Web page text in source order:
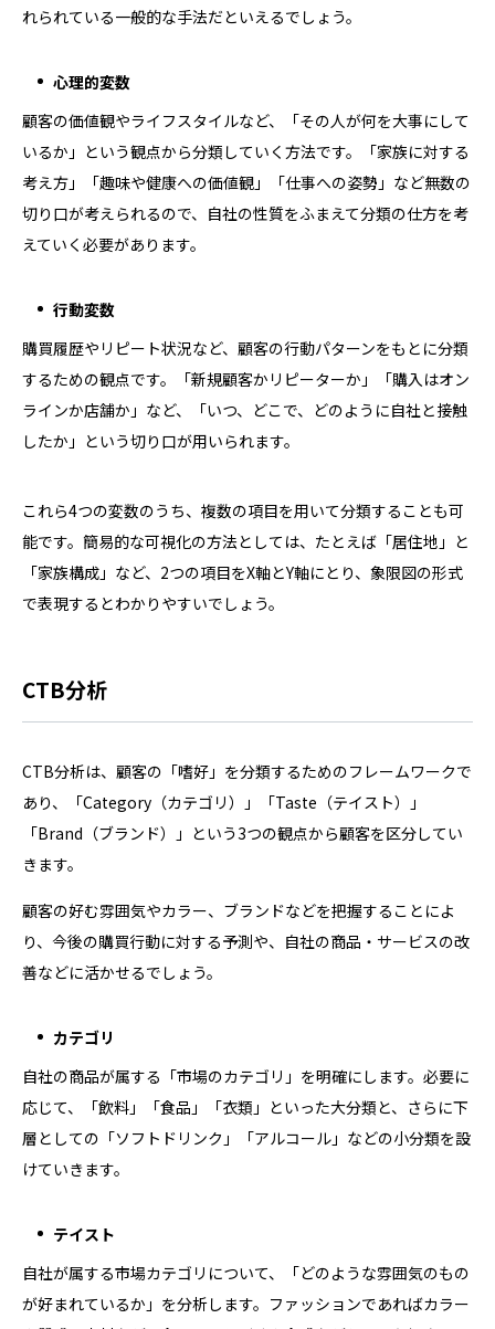
れられている一般的な手法だといえるでしょう。
心理的変数
顧客の価値観やライフスタイルなど、「その人が何を大事にして
いるか」という観点から分類していく方法です。「家族に対する
考え方」「趣味や健康への価値観」「仕事への姿勢」など無数の
切り口が考えられるので、自社の性質をふまえて分類の仕方を考
えていく必要があります。
行動変数
購買履歴やリピート状況など、顧客の行動パターンをもとに分類
するための観点です。「新規顧客かリピーターか」「購入はオン
ラインか店舗か」など、「いつ、どこで、どのように自社と接触
したか」という切り口が用いられます。
これら4つの変数のうち、複数の項目を用いて分類することも可
能です。簡易的な可視化の方法としては、たとえば「居住地」と
「家族構成」など、2つの項目をX軸とY軸にとり、象限図の形式
で表現するとわかりやすいでしょう。
CTB分析
CTB分析は、顧客の「嗜好」を分類するためのフレームワークで
あり、「Category（カテゴリ）」「Taste（テイスト）」
「Brand（ブランド）」という3つの観点から顧客を区分してい
きます。
顧客の好む雰囲気やカラー、ブランドなどを把握することによ
り、今後の購買行動に対する予測や、自社の商品・サービスの改
善などに活かせるでしょう。
カテゴリ
自社の商品が属する「市場のカテゴリ」を明確にします。必要に
応じて、「飲料」「食品」「衣類」といった大分類と、さらに下
層としての「ソフトドリンク」「アルコール」などの小分類を設
けていきます。
テイスト
自社が属する市場カテゴリについて、「どのような雰囲気のもの
が好まれているか」を分析します。ファッションであればカラー